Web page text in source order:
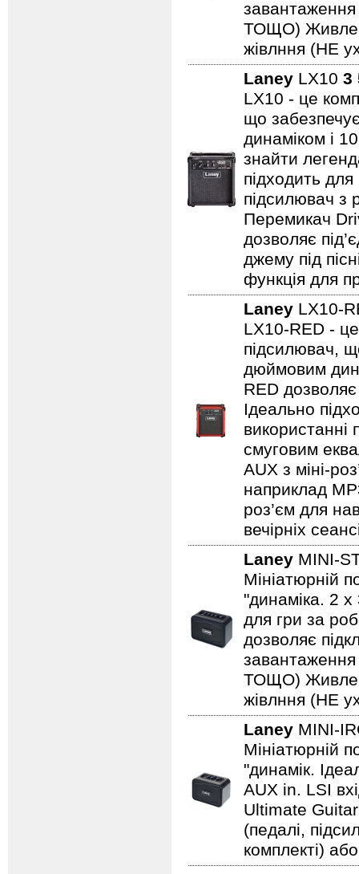
завантаження
ТОЩО)
жівлння (НЕ
Laney LX10 3
LX10 - це
що
динаміком і
знайти
підходить
підсилювач з
Перемикач
дозволяє
джему під
функція для
Laney LX10-
LX10-RED -
підсилювач,
дюймовим
RED
Ідеально
використанні
смуговим
AUX з міні-
наприклад
роз’єм для
вечірніх
Laney MINI-
Мініатюрній
"динаміка. 2
для гри за
дозволяє
завантаження
ТОЩО)
жівлння (НЕ
Laney MINI-
Мініатюрній
"динамік.
AUX in. LSI
Ultimate Guitar
(педалі,
комплекті)